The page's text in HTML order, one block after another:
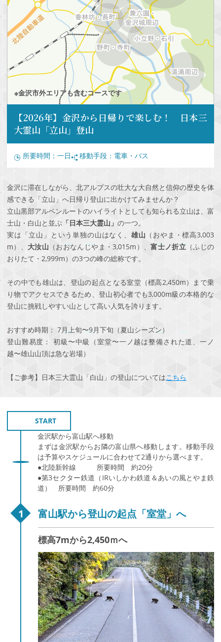
※金沢市外エリアも含むコースです
【2026年】金沢から日帰りで楽しむ！ 日本三
大霊山「立山」登山
所要時間： 一日 移動手段： 電車・バス
金沢に滞在しながら、北アルプスの壮大な大自然と信仰の歴史を体
感できる「立山」へ日帰り登山に出かけてみませんか？
立山黒部アルペンルートのハイライトとしても知られる立山は、富
士山・白山と並ぶ 「日本三大霊山」 の一つ。
実は「立山」という単独の山はなく、 雄山 （おやま・標高3,003
m）、 大汝山 （おおなんじやま・3,015m）、富士ノ折立（ふじの
おりたて・2,999m）の3つの峰の総称です。
その中でも雄山は、登山の起点となる室堂（標高2,450m）まで乗
り物でアクセスできるため、登山初心者でも3,000m級の本格的な
登山に挑戦しやすい山として高い人気を誇ります。
おすすめ時期： 7月上旬〜9月下旬（夏山シーズン）
登山難易度：
初級〜中級（室堂〜一ノ越は整備された道、一ノ
越〜雄山山頂は急な岩場）
【ご参考】日本三大霊山「白山」の登山についてはこちら
START
金沢駅から富山駅へ移動
まずは金沢駅からお隣の富山県へ移動します。移動手段
は予算やスケジュールに合わせて2通りから選べます。
●北陸新幹線 所要時間 約20分
●第3セクター鉄道（IRいしかわ鉄道＆あいの風とやま鉄
道） 所要時間 約60分
富山駅から登山の起点「室堂」へ
標高7mから2,450ｍへ